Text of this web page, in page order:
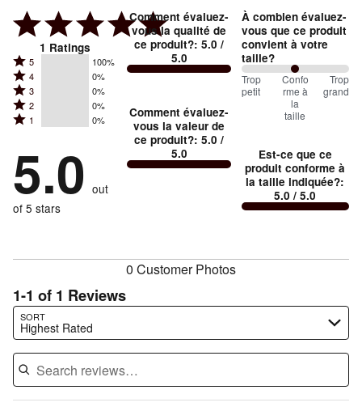
1 Ratings
Rated
5
stars
by
of
reviewers
5 100%
Rated
4
stars
by
of
reviewers
4 0%
Rated
3
stars
0%
of
reviewers
3 0%
Rated
2
by
0%
of
reviewers
2 0%
Rated
stars
by
0%
of
1 0%
5.0 out
of 5 stars
Comment évaluez-
vous la qualité de
ce produit?:5.0 /
5.0
Comment évaluez-
vous la valeur de
ce produit?:5.0 /
5.0
À combien évaluez-
vous que ce produit
convient à votre
taille?
100
between
and
Conforme
à
Trop
petit
Confo
rme à
la
taille
Trop
grand
Est-ce que ce
produit conforme à
la taille indiquée?:
5.0 / 5.0
0 Customer Photos
1-1 of 1 Reviews
SORT
Highest Rated
Search reviews…